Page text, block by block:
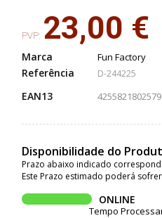
PVP: 23,00 €
Marca Fun Factory
Referência D-244225
EAN13 4255821802579
Disponibilidade do
Prazo abaixo indicado
Este Prazo estimado poderá
ONLINE
Tempo